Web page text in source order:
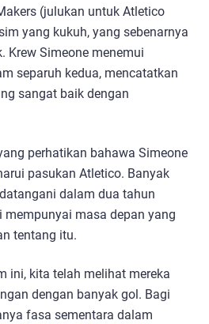
(julukan untuk Atletico
yang kukuh, yang sebenarnya
Krew Simeone menemui
separuh kedua, mencatatkan
sangat baik dengan
perhatikan bahawa Simeone
pasukan Atletico. Banyak
dalam dua tahun
mempunyai masa depan yang
tentang itu.
ini, kita telah melihat mereka
dengan banyak gol. Bagi
fasa sementara dalam